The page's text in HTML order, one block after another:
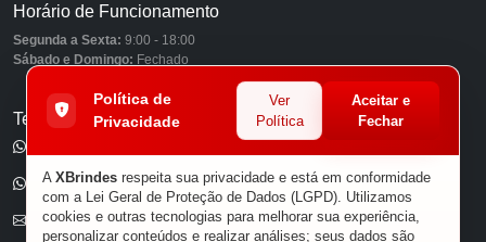
Horário de Funcionamento
Segunda a Sexta: 9:00 - 18:00
Sábado e Domingo: Fechado
Telefones
(11) 96585-7462
E-mail
Política de
Privacidade
Ver
Política
Aceitar e
Fechar
A XBrindes respeita sua privacidade e está em conformidade
com a Lei Geral de Proteção de Dados (LGPD). Utilizamos
cookies e outras tecnologias para melhorar sua experiência,
personalizar conteúdos e realizar análises; seus dados são